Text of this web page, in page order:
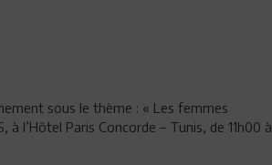
sous le thème : « Les femmes
l’Hôtel Paris Concorde – Tunis, de 11h00 à